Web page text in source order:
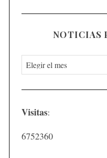
NOTICIAS
N
o
t
c
i
Visitas:
6752360